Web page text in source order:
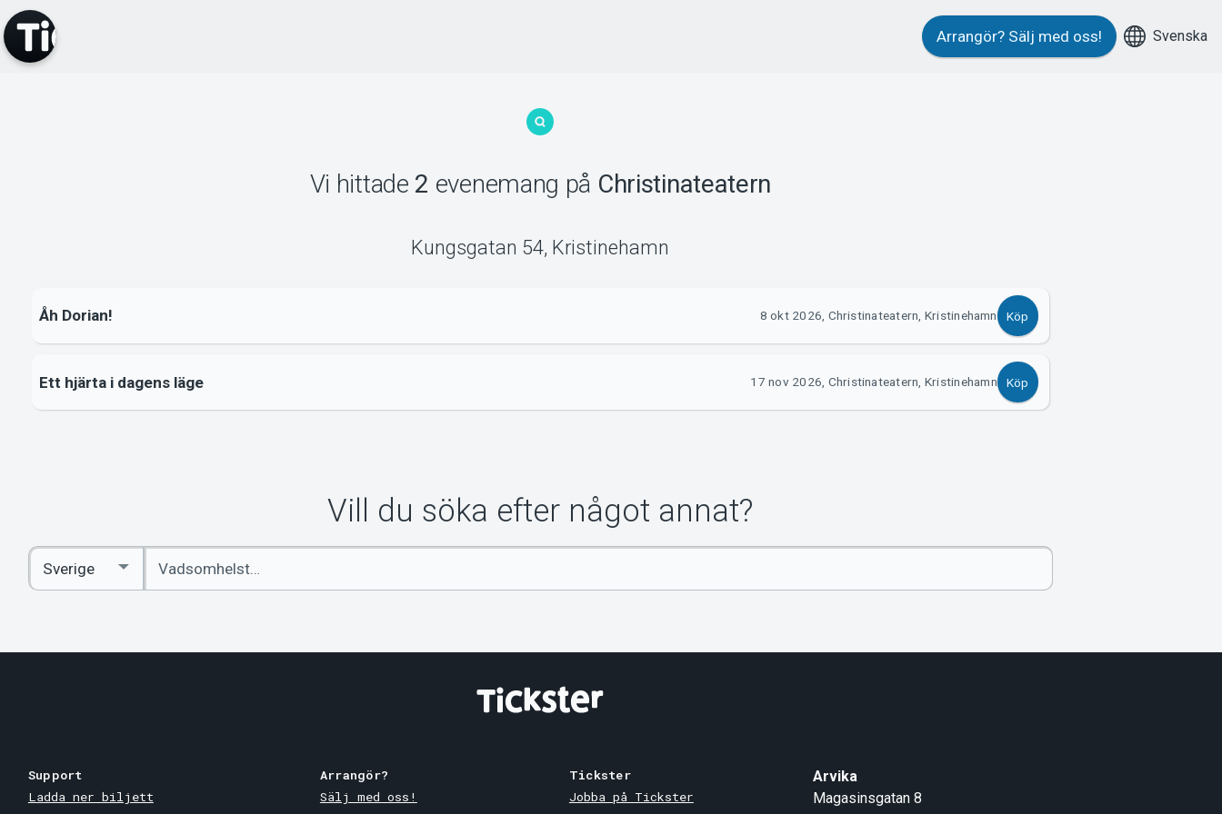
Arrangör? Sälj med oss! Svenska
Vi hittade 2 evenemang på Christinateatern
Kungsgatan 54, Kristinehamn
Åh Dorian! 8 okt 2026, Christinateatern, Kristinehamn Köp
Ett hjärta i dagens läge 17 nov 2026, Christinateatern, Kristinehamn Köp
Vill du söka efter något annat?
Ange
sökord
Select
Country
Support
Ladda ner biljett
Arrangör?
Sälj med oss!
Tickster
Jobba på Tickster
Arvika
Magasinsgatan 8